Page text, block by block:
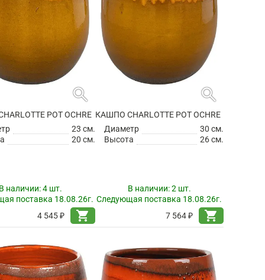
search
POT OCHRE
23 см.
20 см.
наличии:4 шт.
поставка 18.08.26г.
4 545 ₽
shopping_cart
search
КАШПО CHARLOTTE POT OCHRE
Диаметр
30 см.
Высота
26 см.
В наличии:2 шт.
Следующая поставка 18.08.26г.
7 564 ₽
shopping_cart